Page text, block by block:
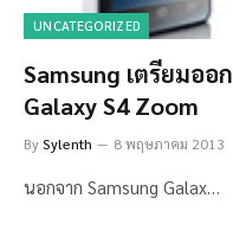
UNCATEGORIZED
Samsung เตรียมอ
Galaxy S4 Zoom
BySylenth 8 พฤษภาคม 2013
นอกจาก Samsung Galax…